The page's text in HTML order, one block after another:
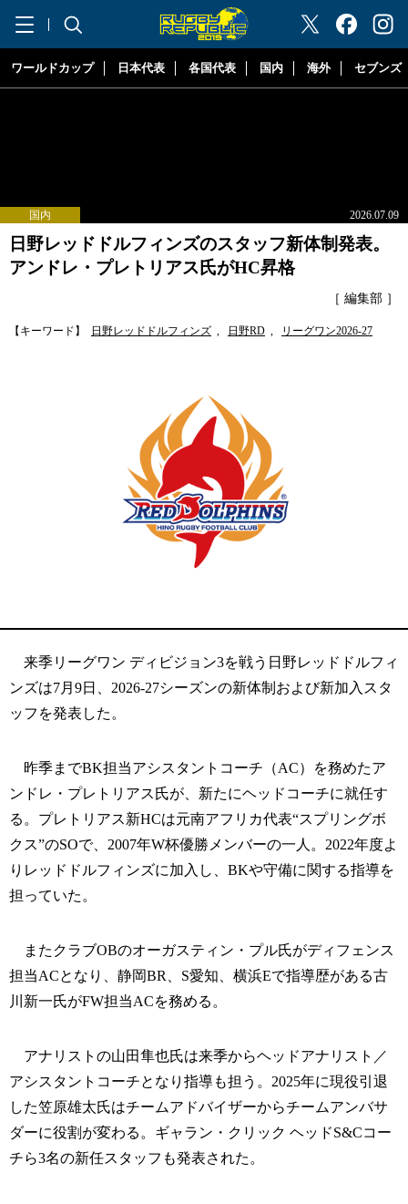
"ラグビーリパブリック"
ワールドカップ 日本代表 各国代表 国内 海外 セブンズ
国内 2026.07.09
日野レッドドルフィンズのスタッフ新体制発表。
アンドレ・プレトリアス氏がHC昇格
［ 編集部 ］
【キーワード】 日野レッドドルフィンズ , 日野RD , リーグワン2026-27
来季リーグワン ディビジョン3を戦う日野レッドドルフィ
ンズは7月9日、2026-27シーズンの新体制および新加入スタ
ッフを発表した。
昨季までBK担当アシスタントコーチ（AC）を務めたア
ンドレ・プレトリアス氏が、新たにヘッドコーチに就任す
る。プレトリアス新HCは元南アフリカ代表“スプリングボ
クス”のSOで、2007年W杯優勝メンバーの一人。2022年度よ
りレッドドルフィンズに加入し、BKや守備に関する指導を
担っていた。
またクラブOBのオーガスティン・プル氏がディフェンス
担当ACとなり、静岡BR、S愛知、横浜Eで指導歴がある古
川新一氏がFW担当ACを務める。
アナリストの山田隼也氏は来季からヘッドアナリスト／
アシスタントコーチとなり指導も担う。2025年に現役引退
した笠原雄太氏はチームアドバイザーからチームアンバサ
ダーに役割が変わる。ギャラン・クリック ヘッドS&Cコー
チら3名の新任スタッフも発表された。